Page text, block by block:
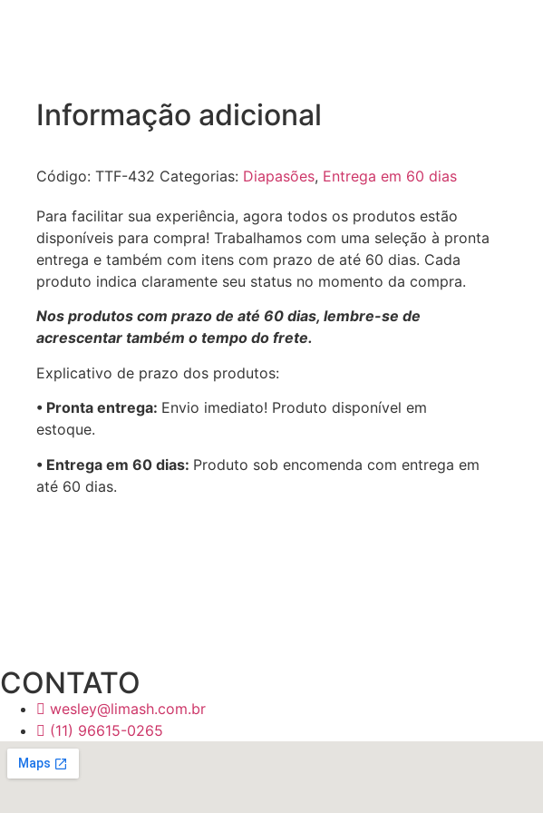
Informação adicional
Código: TTF-432 Categorias: Diapasões, Entrega em 60 dias
Para facilitar sua experiência, agora todos os produtos estão
disponíveis para compra! Trabalhamos com uma seleção à pronta
entrega e também com itens com prazo de até 60 dias. Cada
produto indica claramente seu status no momento da compra.
Nos produtos com prazo de até 60 dias, lembre-se de
acrescentar também o tempo do frete.
Explicativo de prazo dos produtos:
•⁠ ⁠Pronta entrega: Envio imediato! Produto disponível em
estoque.
•⁠ Entrega em 60 dias: Produto sob encomenda com entrega em
até 60 dias.
CONTATO
wesley@limash.com.br
(11) 96615-0265